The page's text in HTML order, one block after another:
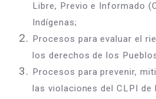
Libre, Previo e Informado
Indígenas;
Procesos para evaluar el
los derechos de los
Procesos para prevenir,
las violaciones del CLPI de